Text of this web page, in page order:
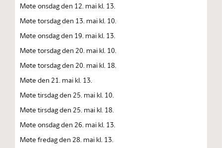
Møte onsdag den 12. mai kl. 13.
Møte torsdag den 13. mai kl. 10.
Møte onsdag den 19. mai kl. 13.
Møte torsdag den 20. mai kl. 10.
Møte torsdag den 20. mai kl. 18.
Møte den 21. mai kl. 13.
Møte tirsdag den 25. mai kl. 10.
Møte tirsdag den 25. mai kl. 18.
Møte onsdag den 26. mai kl. 13.
Møte fredag den 28. mai kl. 13.